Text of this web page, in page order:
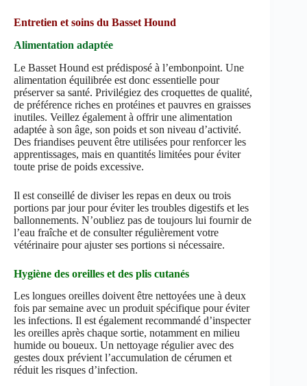
Entretien et soins du Basset Hound
Alimentation adaptée
Le Basset Hound est prédisposé à l’embonpoint. Une
alimentation équilibrée est donc essentielle pour
préserver sa santé. Privilégiez des croquettes de qualité,
de préférence riches en protéines et pauvres en graisses
inutiles. Veillez également à offrir une alimentation
adaptée à son âge, son poids et son niveau d’activité.
Des friandises peuvent être utilisées pour renforcer les
apprentissages, mais en quantités limitées pour éviter
toute prise de poids excessive.
Il est conseillé de diviser les repas en deux ou trois
portions par jour pour éviter les troubles digestifs et les
ballonnements. N’oubliez pas de toujours lui fournir de
l’eau fraîche et de consulter régulièrement votre
vétérinaire pour ajuster ses portions si nécessaire.
Hygiène des oreilles et des plis cutanés
Les longues oreilles doivent être nettoyées une à deux
fois par semaine avec un produit spécifique pour éviter
les infections. Il est également recommandé d’inspecter
les oreilles après chaque sortie, notamment en milieu
humide ou boueux. Un nettoyage régulier avec des
gestes doux prévient l’accumulation de cérumen et
réduit les risques d’infection.